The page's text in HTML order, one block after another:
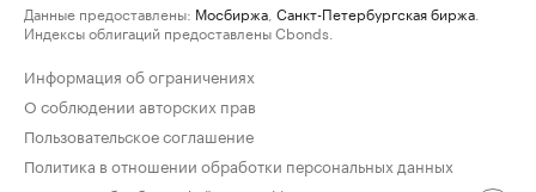
Данные предоставлены: Мосбиржа Санкт-Петербургская биржа
Индексы облигаций предоставлены Cbonds.
Информация об ограничениях
О соблюдении авторских прав
Пользовательское соглашение
Политика в отношении обработки персональных данных